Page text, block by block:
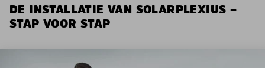
DE INSTALLATIE VAN SOLARPLEXIUS –
STAP VOOR STAP